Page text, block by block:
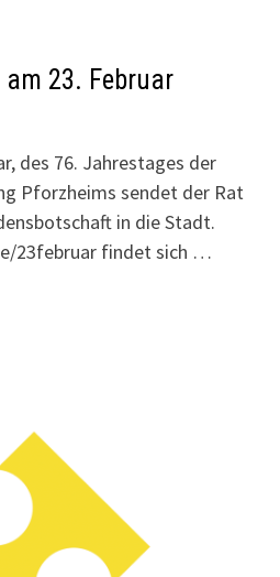
23. Februar
des 76. Jahrestages der
Pforzheims sendet der Rat
in die Stadt.
23februar findet sich …